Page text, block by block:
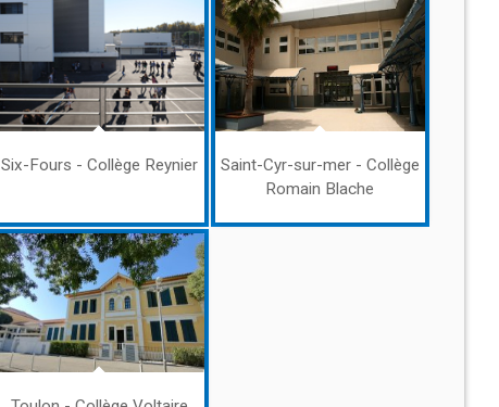
Six-Fours - Collège Reynier
Saint-Cyr-sur-mer - Collège
Romain Blache